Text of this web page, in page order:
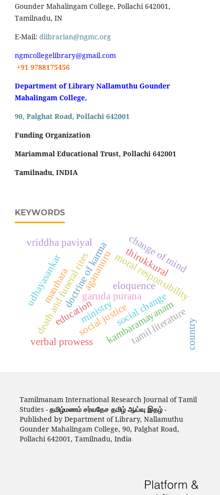
Gounder Mahalingam College, Pollachi 642001,
Tamilnadu, IN
E-Mail: dlibrarian@ngmc.org
ngmcollegelibrary@gmail.com
+91 9788175456
Department of Library Nallamuthu Gounder
Mahalingam College,
90, Palghat Road, Pollachi 642001
Funding Organization
Mariammal Educational Trust, Pollachi 642001
Tamilnadu, INDIA
KEYWORDS
garuda purana
doctrine of karmasocial change
moral responsibility
death and funeral rites kambaramayanam
manthara eloquence
verbal prowess
thirukkural
change of mind
agananuru
vriddha paviyal
tamil literature
udhayasankar
ministry
social justice
education
country
Tamilmanam International Research Journal of Tamil
Studies - தமிழ்மணம் சர்வதேச தமிழ் ஆய்வு இதழ்-
Published by Department of Library, Nallamuthu
Gounder Mahalingam College, 90, Palghat Road,
Pollachi 642001, Tamilnadu, India